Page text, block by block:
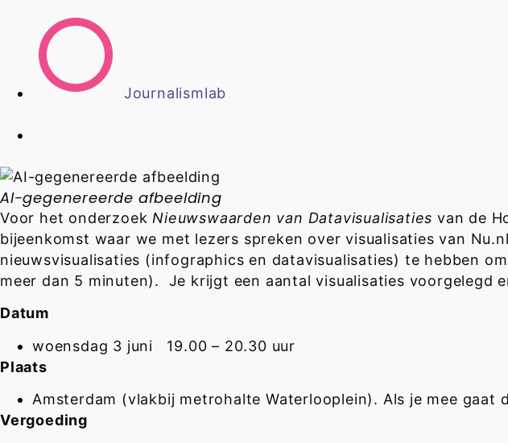
Journalismlab
AI-gegenereerde afbeelding
Voor het onderzoek Nieuwswaarden van Datavisualisaties van de
bijeenkomst waar we met lezers spreken over visualisaties van
nieuwsvisualisaties (infographics en datavisualisaties) te hebben
meer dan 5 minuten). Je krijgt een aantal visualisaties voorgelegd
Datum
woensdag 3 juni 19.00 – 20.30 uur
Plaats
Amsterdam (vlakbij metrohalte Waterlooplein). Als je mee gaat
Vergoeding